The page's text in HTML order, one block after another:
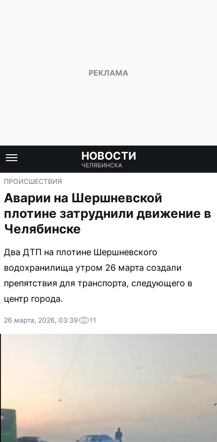
НОВОСТИ
ЧЕЛЯБИНСКА
ПРОИСШЕСТВИЯ
Аварии на Шершневской
плотине затруднили движение в
Челябинске
Два ДТП на плотине Шершневского
водохранилища утром 26 марта создали
препятствия для транспорта, следующего в
центр города.
26 марта, 2026, 03:39 11